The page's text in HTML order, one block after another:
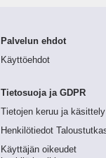
Palvelun ehdot
Käyttöehdot
Tietosuoja ja GDPR
Tietojen keruu ja käsittely
Henkilötiedot
Käyttäjän oikeudet